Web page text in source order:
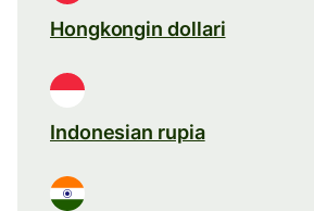
Hongkongin dollari
Indonesian rupia